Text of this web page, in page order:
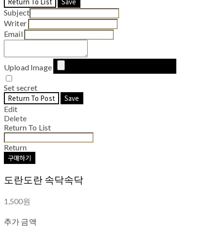
Return To List
Save
Subject
Writer
Email
Upload Image
Set secret
Return To Post
Save
Edit
Delete
Return To List
Return
구매하기
도란도란 속닥속닥
1,500원
추가 금액